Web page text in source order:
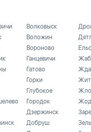
Волковыск
Воложин
Вороново
Ганцевичи
Гатово
Горки
Глубокое
Городок
Дзержинск
Добруш